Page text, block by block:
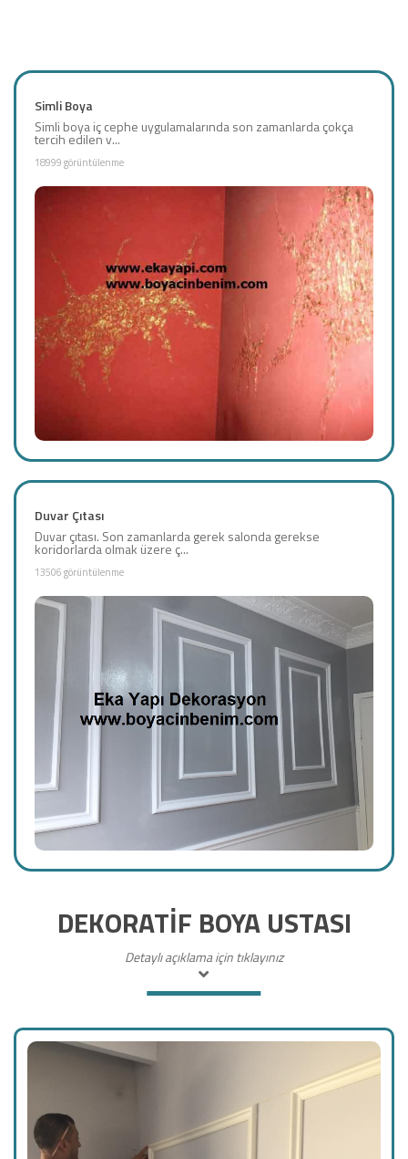
Simli Boya
Simli boya iç cephe uygulamalarında son zamanlarda çokça
tercih edilen v...
18999 görüntülenme
Duvar Çıtası
Duvar çıtası. Son zamanlarda gerek salonda gerekse
koridorlarda olmak üzere ç...
13506 görüntülenme
DEKORATİF BOYA USTASI
Detaylı açıklama için tıklayınız